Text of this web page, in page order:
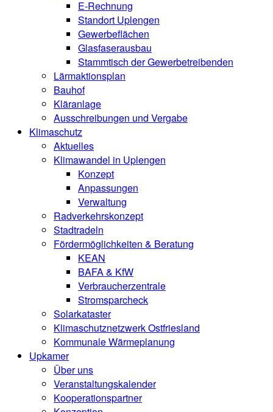
E-Rechnung
Standort Uplengen
Gewerbeflächen
Glasfaserausbau
Stammtisch der Gewerbetreibenden
Lärmaktionsplan
Bauhof
Kläranlage
Ausschreibungen und Vergabe
Klimaschutz
Aktuelles
Klimawandel in Uplengen
Konzept
Anpassungen
Verwaltung
Radverkehrskonzept
Stadtradeln
Fördermöglichkeiten & Beratung
KEAN
BAFA & KfW
Verbraucherzentrale
Stromsparcheck
Solarkataster
Klimaschutznetzwerk Ostfriesland
Kommunale Wärmeplanung
Upkamer
Über uns
Veranstaltungskalender
Kooperationspartner